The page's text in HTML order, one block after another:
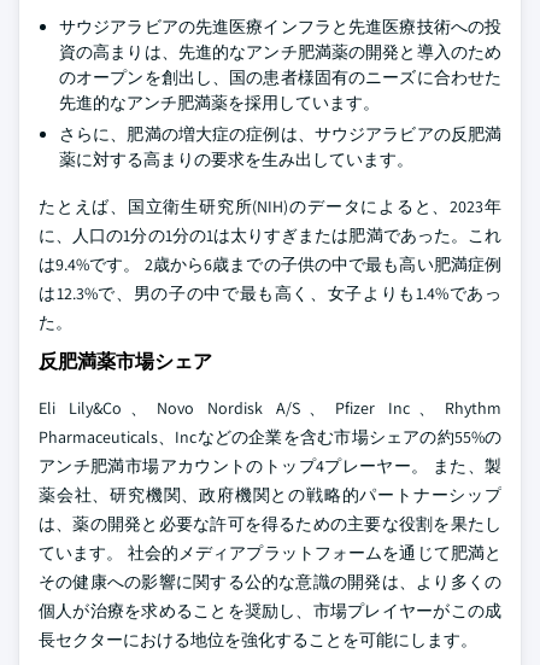
サウジアラビアの先進医療インフラと先進医療技術への投
資の高まりは、先進的なアンチ肥満薬の開発と導入のため
のオープンを創出し、国の患者様固有のニーズに合わせた
先進的なアンチ肥満薬を採用しています。
さらに、肥満の増大症の症例は、サウジアラビアの反肥満
薬に対する高まりの要求を生み出しています。
たとえば、国立衛生研究所(NIH)のデータによると、2023年
に、人口の1分の1分の1は太りすぎまたは肥満であった。これ
は9.4%です。 2歳から6歳までの子供の中で最も高い肥満症例
は12.3%で、男の子の中で最も高く、女子よりも1.4%であっ
た。
反肥満薬市場シェア
Eli Lily&Co、Novo Nordisk A/S、Pfizer Inc、Rhythm
Pharmaceuticals、Incなどの企業を含む市場シェアの約55%の
アンチ肥満市場アカウントのトップ4プレーヤー。 また、製
薬会社、研究機関、政府機関との戦略的パートナーシップ
は、薬の開発と必要な許可を得るための主要な役割を果たし
ています。 社会的メディアプラットフォームを通じて肥満と
その健康への影響に関する公的な意識の開発は、より多くの
個人が治療を求めることを奨励し、市場プレイヤーがこの成
長セクターにおける地位を強化することを可能にします。